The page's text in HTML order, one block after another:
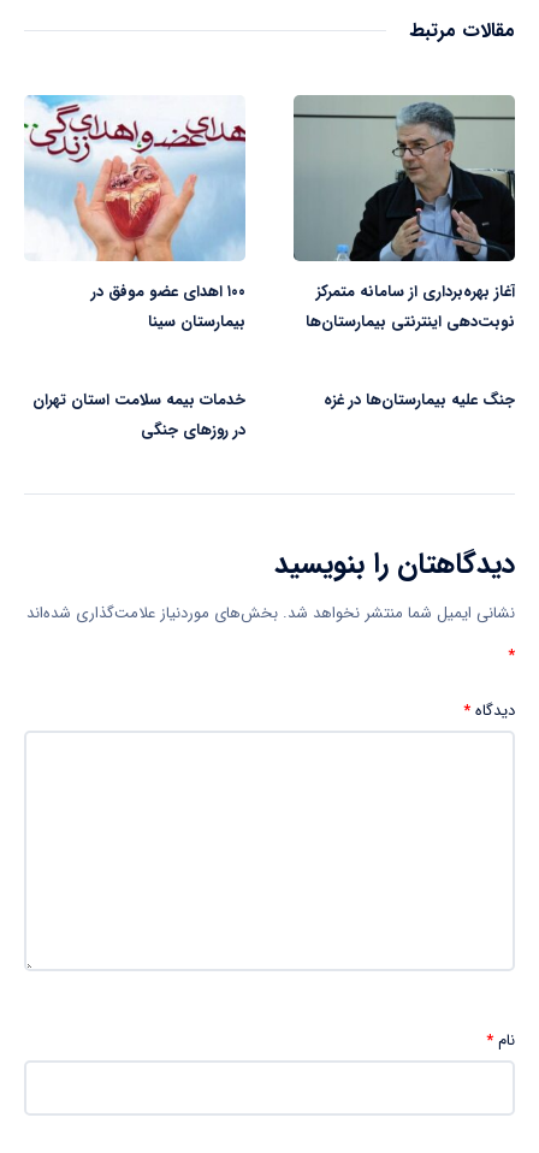
مقالات مرتبط
آغاز بهره‌برداری از سامانه متمرکز
نوبت‌دهی اینترنتی بیمارستان‌ها
۱۰۰ اهدای عضو موفق در
بیمارستان سینا
جنگ علیه بیمارستان‌ها در غزه
خدمات بیمه سلامت استان تهران
در روزهای جنگی
دیدگاهتان را بنویسید
نشانی ایمیل شما منتشر نخواهد شد. بخش‌های موردنیاز علامت‌گذاری شده‌اند
*
دیدگاه*
نام*